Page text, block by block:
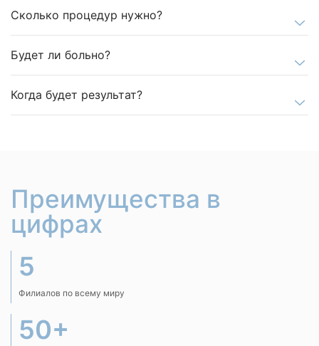
Сколько процедур нужно?
Будет ли больно?
Когда будет результат?
Преимущества в
цифрах
5
Филиалов по всему миру
50+